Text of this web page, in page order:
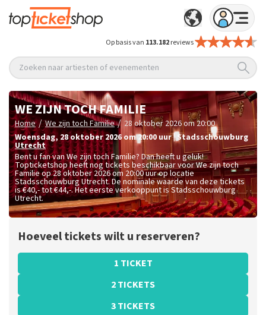
Op basis van 113.182reviews
Zoeken naar artiesten of evenementen
WE ZIJN TOCH FAMILIE
Home / We zijn toch Familie / 28 oktober 2026 om 20:00
woensdag, 28 oktober 2026 om 20:00 uur|Stadsschouwburg
Utrecht
Bent u fan van We zijn toch Familie? Dan heeft u geluk!
Topticketshop heeft nog tickets beschikbaar voor We zijn toch
Familie op 28 oktober 2026 om 20:00 uur op locatie
Stadsschouwburg Utrecht. De nominale waarde van deze tickets
is€40,- tot €44,-. Het eerste verkooppunt is Stadsschouwburg
Utrecht.
Hoeveel tickets wilt u reserveren?
1 TICKET
2 TICKETS
3 TICKETS